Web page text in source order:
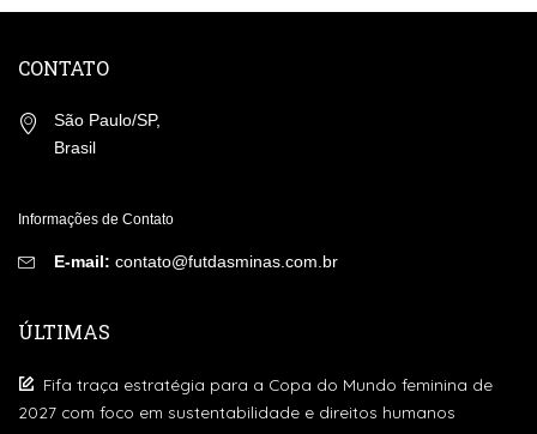
CONTATO
São Paulo/SP,
Brasil
Informações de Contato
E-mail: contato@futdasminas.com.br
ÚLTIMAS
Fifa traça estratégia para a Copa do Mundo feminina de
2027 com foco em sustentabilidade e direitos humanos